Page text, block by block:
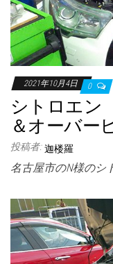
2021年10月4日 0
シトロエ
＆オーバー
投稿者: 迦楼羅
名古屋市のN様のシ